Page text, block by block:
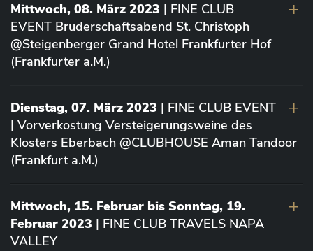
Mittwoch, 08. März 2023 | FINE CLUB
EVENT Bruderschaftsabend St. Christoph
@Steigenberger Grand Hotel Frankfurter Hof
(Frankfurter a.M.)
Dienstag, 07. März 2023 | FINE CLUB EVENT
| Vorverkostung Versteigerungsweine des
Klosters Eberbach @CLUBHOUSE Aman Tandoor
(Frankfurt a.M.)
Mittwoch, 15. Februar bis Sonntag, 19.
Februar 2023 | FINE CLUB TRAVELS NAPA
VALLEY